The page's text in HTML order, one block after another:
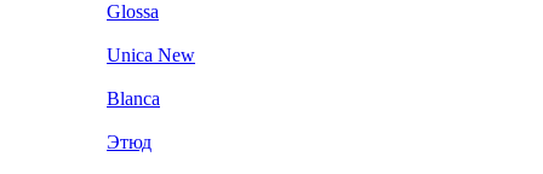
Glossa
Unica New
Blanca
Этюд